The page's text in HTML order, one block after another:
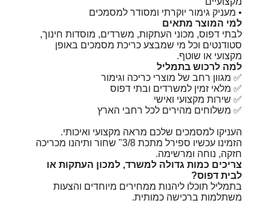
• מעניק גימור יוקרתי ומסודר למסמכים
למי המוצר מתאים
לבתי דפוס, מכוני העתקות, משרדים, מוסדות חינוך,
סטודנטים וכל מי שמבצע כריכת מסמכים באופן
מקצועי או שוטף.
למה לרכוש בתמליל
✅ מגוון רחב של מוצרי כריכה וגימור
✅ מלאי זמין למשרדים ובתי דפוס
✅ שירות מקצועי ואישי
✅ משלוחים מהירים לכל רחבי הארץ
העניקו למסמכים שלכם מראה מקצועי ואיכותי.
הזמינו עכשיו ספירל מתכת 3/8" שחור ותיהנו מכריכה
חזקה, נוחה ומרשימה.
צריכים כמות גדולה למשרד, למכון העתקות או
לבית דפוס?
בתמליל תוכלו ליהנות ממחירים מיוחדים והצעות
משתלמות ברכישה כמותית.